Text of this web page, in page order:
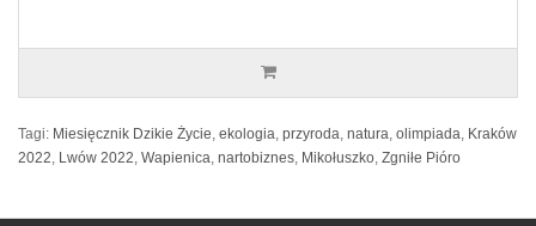
Tagi: Miesięcznik Dzikie Życie, ekologia, przyroda, natura, olimpiada, Kraków
2022, Lwów 2022, Wapienica, nartobiznes, Mikołuszko, Zgniłe Pióro